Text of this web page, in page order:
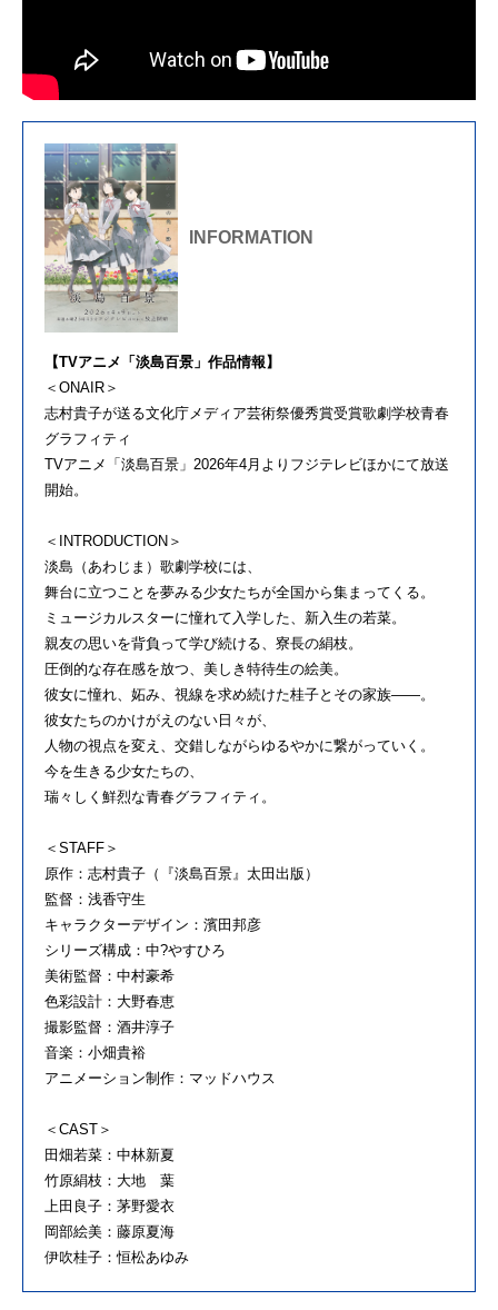
INFORMATION
【TVアニメ「淡島百景」作品情報】
＜ONAIR＞
志村貴子が送る文化庁メディア芸術祭優秀賞受賞歌劇学校青春
グラフィティ
TVアニメ「淡島百景」2026年4月よりフジテレビほかにて放送
開始。
＜INTRODUCTION＞
淡島（あわじま）歌劇学校には、
舞台に立つことを夢みる少女たちが全国から集まってくる。
ミュージカルスターに憧れて入学した、新入生の若菜。
親友の思いを背負って学び続ける、寮長の絹枝。
圧倒的な存在感を放つ、美しき特待生の絵美。
彼女に憧れ、妬み、視線を求め続けた桂子とその家族――。
彼女たちのかけがえのない日々が、
人物の視点を変え、交錯しながらゆるやかに繋がっていく。
今を生きる少女たちの、
瑞々しく鮮烈な青春グラフィティ。
＜STAFF＞
原作：志村貴子（『淡島百景』太田出版）
監督：浅香守生
キャラクターデザイン：濱田邦彦
シリーズ構成：中?やすひろ
美術監督：中村豪希
色彩設計：大野春恵
撮影監督：酒井淳子
音楽：小畑貴裕
アニメーション制作：マッドハウス
＜CAST＞
田畑若菜：中林新夏
竹原絹枝：大地 葉
上田良子：茅野愛衣
岡部絵美：藤原夏海
伊吹桂子：恒松あゆみ